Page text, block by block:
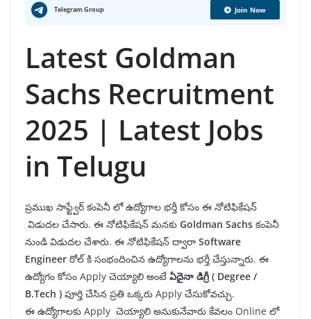
Telegram Group Join Now
Latest Goldman
Sachs Recruitment
2025 | Latest Jobs
in Telugu
ప్రముఖ సాఫ్ట్వేర్ కంపెనీ లో ఉద్యోగాల భర్తీ కోసం ఈ నోటిఫికేషన్
విడుదల చేసారు. ఈ నోటిఫికేషన్ మనకు Goldman Sachs కంపెనీ
నుండి విడుదల చేశారు. ఈ నోటిఫికేషన్ ద్వారా Software
Engineer రోల్ కి సంభందించిన ఉద్యోగాలను భర్తీ చేస్తున్నారు. ఈ
ఉద్యోగం కోసం Apply చెయ్యాలి అంటే ఏదైనా డిగ్రీ ( Degree /
B.Tech ) పూర్తి చేసిన ప్రతి ఒక్కరు Apply చేసుకోవచ్చు.
ఈ ఉద్యోగాలకు Apply చెయ్యాలి అనుకునేవారు కేవలం Online లో